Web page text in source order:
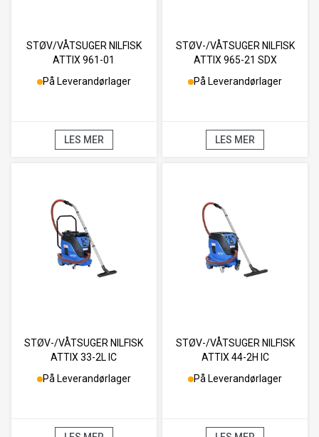
STØV/VÅTSUGER NILFISK
ATTIX 961-01
På Leverandørlager
LES MER
STØV-/VÅTSUGER NILFISK
ATTIX 965-21 SDX
På Leverandørlager
LES MER
STØV-/VÅTSUGER NILFISK
ATTIX 33-2L IC
På Leverandørlager
STØV-/VÅTSUGER NILFISK
ATTIX 44-2H IC
På Leverandørlager